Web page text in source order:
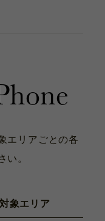
エリアごとの各
い。
対象エリア